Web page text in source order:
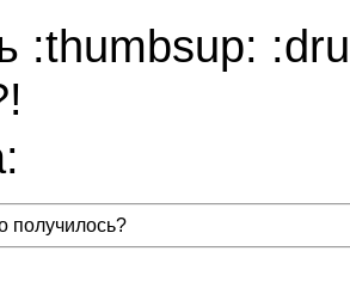
:thumbsup:
получилось?